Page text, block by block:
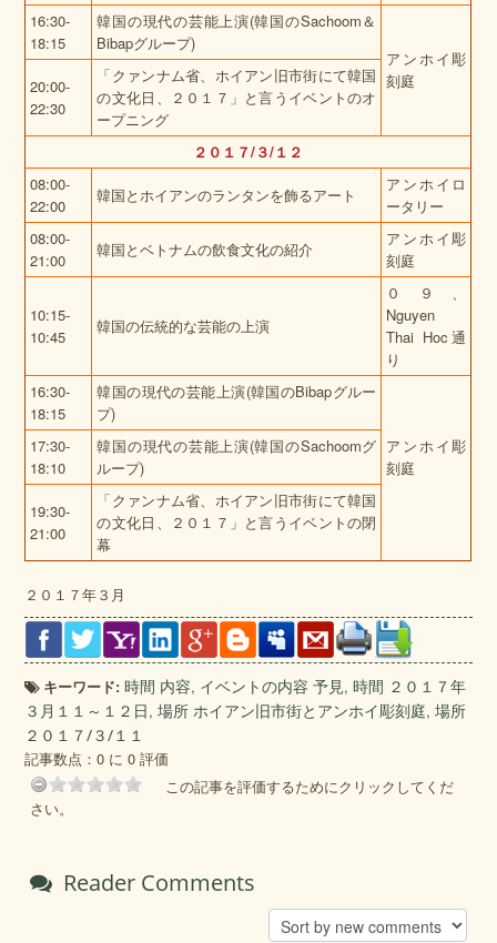
16:30-
18:15
韓国の現代の芸能上演(韓国のSachoom＆
Bibapグループ)
アンホイ彫
刻庭
20:00-
22:30
「クァンナム省、ホイアン旧市街にて韓国
の文化日、２０１７」 と言うイベントのオ
ープニング
２０１７/３/１２
08:00-
22:00
韓国とホイアンのランタンを飾るアート
アンホイロ
ータリー
08:00-
21:00
韓国とベトナムの飲食文化の紹介
アンホイ彫
刻庭
10:15-
10:45
韓国の伝統的な芸能の上演
０９、
Nguyen
Thai Hoc通
り
16:30-
18:15
韓国の現代の芸能上演(韓国のBibapグルー
プ)
アンホイ彫
刻庭
17:30-
18:10
韓国の現代の芸能上演(韓国のSachoomグ
ループ)
19:30-
21:00
「クァンナム省、ホイアン旧市街にて韓国
の文化日、２０１７」 と言うイベントの閉
幕
２０１７年３月
キーワード:時間 内容, イベントの内容 予見,時間 ２０１７年
３月１１～１２日,場所 ホイアン旧市街とアンホイ彫刻庭,場所
２０１７/３/１１
記事数点：0 に 0 評価
この記事を評価するためにクリックしてくだ
さい。
Reader Comments